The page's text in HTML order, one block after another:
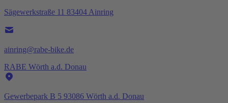
Sägewerkstraße 11 83404 Ainring
ainring@rabe-bike.de
RABE Wörth a.d. Donau
Gewerbepark B 5 93086 Wörth a.d. Donau